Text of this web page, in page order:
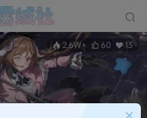
2.6W+ 60 13